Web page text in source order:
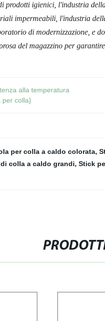
prodotti igienici, l'industria
impermeabili, l'industria
di modernizzazione, e
del magazzino per
alla temperatura
per colla}
per colla a caldo colorata,
colla a caldo grandi, Stick